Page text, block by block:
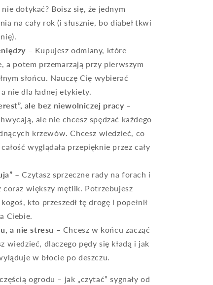
dotykać? Boisz się, że jednym
na cały rok (i słusznie, bo diabeł tkwi
– Kupujesz odmiany, które
a potem przemarzają przy pierwszym
słońcu. Nauczę Cię wybierać
nie dla ładnej etykiety.
ale bez niewolniczej pracy–
ale nie chcesz spędzać każdego
krzewów. Chcesz wiedzieć, co
wyglądała przepięknie przez cały
– Czytasz sprzeczne rady na forach i
większy mętlik. Potrzebujesz
kto przeszedł tę drogę i popełnił
Ciebie.
a nie stresu – Chcesz w końcu zacząć
wiedzieć, dlaczego pędy się kładą i jak
w błocie po deszczu.
ogrodu – jak „czytać” sygnały od